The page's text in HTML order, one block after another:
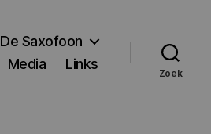
De Saxofoon
Media Links
Zoek